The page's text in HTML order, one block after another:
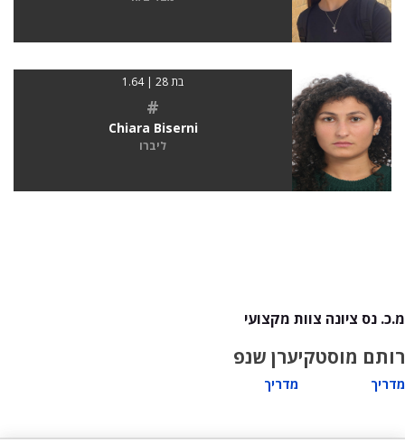
בת 28 | 1.64
#
Chiara Biserni
ליברו
מ.כ. נס ציונה צוות מקצועי
רותם מוסטקי
מדריך
ערן שנפ
מדריך